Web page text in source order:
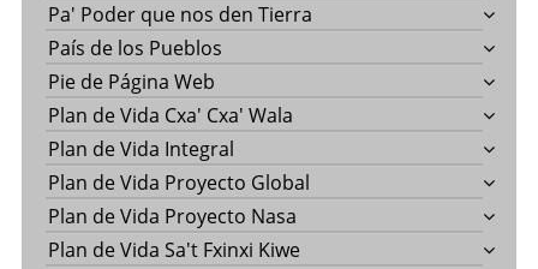
Pa' Poder que nos den Tierra
País de los Pueblos
Pie de Página Web
Plan de Vida Cxa' Cxa' Wala
Plan de Vida Integral
Plan de Vida Proyecto Global
Plan de Vida Proyecto Nasa
Plan de Vida Sa't Fxinxi Kiwe